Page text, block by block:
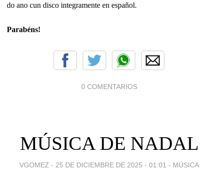
do ano cun disco integramente en español.
Parabéns!
0 COMENTARIOS
MÚSICA DE NADAL
VGOMEZ - 25 DE DICIEMBRE DE 2025 - 01:01 - MÚSICA